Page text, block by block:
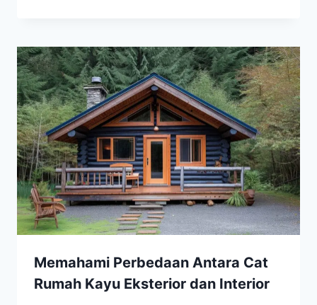
Memahami Perbedaan Antara Cat
Rumah Kayu Eksterior dan Interior